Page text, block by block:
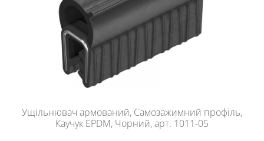
Ущільнювач армований, Самозажимний профіль,
Каучук EPDM, Чорний, арт. 1011-05